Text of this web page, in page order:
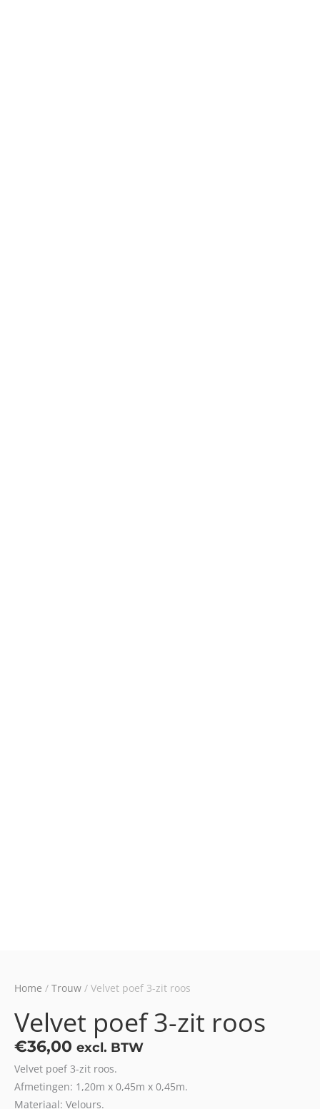
Home / Trouw / Velvet poef 3-zit roos
Velvet poef 3-zit roos
€36,00 excl. BTW
Velvet poef 3-zit roos.
Afmetingen: 1,20m x 0,45m x 0,45m.
Materiaal: Velours.